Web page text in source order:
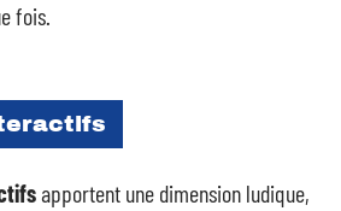
fois.
apportent une dimension ludique,